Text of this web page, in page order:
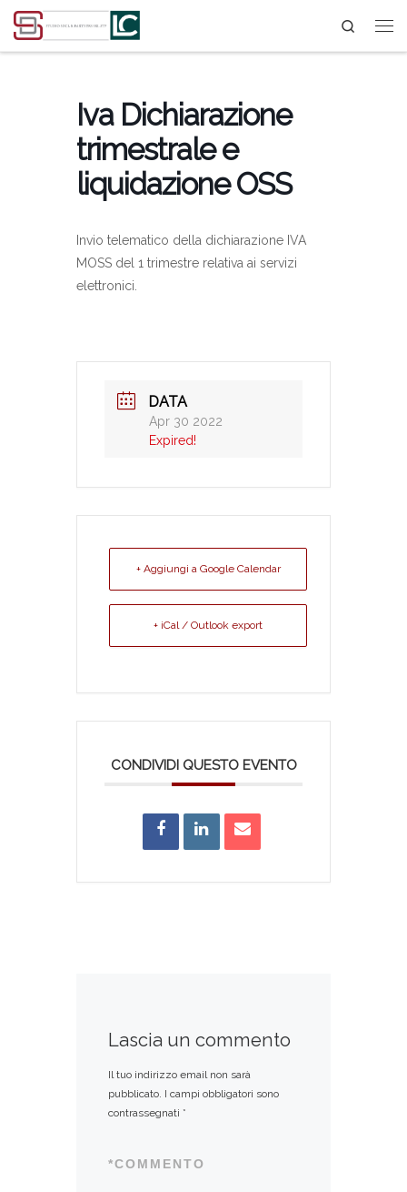
Passa al contenuto Search
Iva Dichiarazione
trimestrale e
liquidazione OSS
Invio telematico della dichiarazione IVA
MOSS del 1 trimestre relativa ai servizi
elettronici.
DATA
Apr 30 2022
Expired!
+ Aggiungi a Google Calendar
+ iCal / Outlook export
CONDIVIDI QUESTO EVENTO
Lascia un commento
Il tuo indirizzo email non sarà
pubblicato. I campi obbligatori sono
contrassegnati *
COMMENTO
*